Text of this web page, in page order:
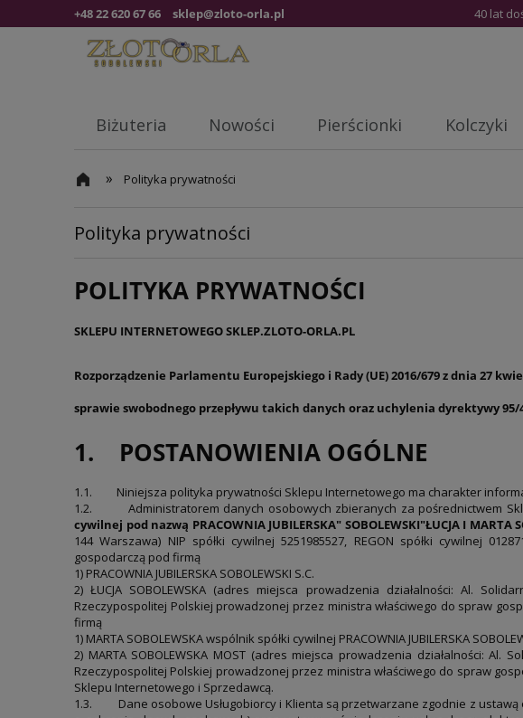
+48 22 620 67 66 sklep@zloto-orla.pl 40 lat
Biżuteria Nowości Pierścionki Kolczyki
» Polityka prywatności
Polityka prywatności
POLITYKA PRYWATNOŚCI
SKLEPU INTERNETOWEGOSKLEP.ZLOTO-ORLA.PL
Rozporządzenie Parlamentu Europejskiego i Rady (UE) 2016/679 z dnia 27
sprawie swobodnego przepływu takich danych oraz uchylenia dyrektywy
1. POSTANOWIENIA OGÓLNE
1.1. Niniejsza polityka prywatności Sklepu Internetowego ma charakter
1.2.
Administratorem danych osobowych zbieranych za pośrednictwem
cywilnej pod nazwą PRACOWNIA JUBILERSKA" SOBOLEWSKI"ŁUCJA I MARTA
144 Warszawa) NIP spółki cywilnej 5251985527, REGON spółki cywilnej
gospodarczą pod firmą
1) PRACOWNIA JUBILERSKA SOBOLEWSKI S.C.
2) ŁUCJA SOBOLEWSKA (adres miejsca prowadzenia działalności: Al.
Rzeczypospolitej Polskiej prowadzonej przez ministra właściwego do spraw
firmą
1) MARTA SOBOLEWSKA wspólnik spółki cywilnej PRACOWNIA JUBILERSKA
2) MARTA SOBOLEWSKA MOST (adres miejsca prowadzenia działalności:
Rzeczypospolitej Polskiej prowadzonej przez ministra właściwego do spraw
Sklepu Internetowego i Sprzedawcą.
1.3.
Dane osobowe Usługobiorcy i Klienta są przetwarzane zgodnie z